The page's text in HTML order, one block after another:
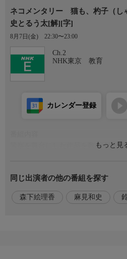
ネコメンタリー 猫も、杓子（
史とるう太[解][字]
8月7日(金) 22:30〜23:00
Ch.2
NHK東京 教育
もっと見
カレンダー登録
警察を舞台にした作品を数多く手が
だ。そんな「もの書く人」の背中を
太。妻の希望で飼い始めた8歳にな
始めた人はこの世にいない…。るう
同じ出演者の他の番組を探す
森下絵理香 麻見和史